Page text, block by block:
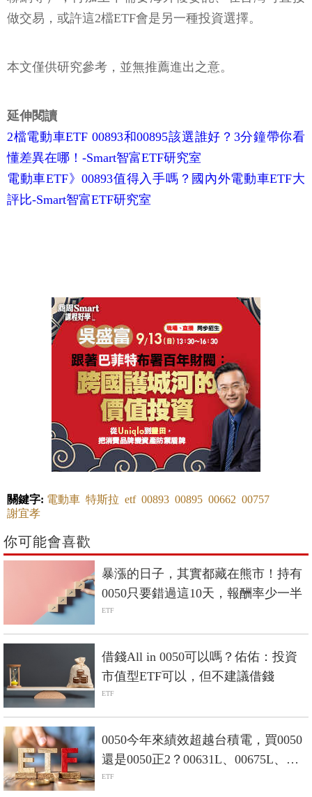
做交易，或許這2檔ETF會是另一種投資選擇。
本文僅供研究參考，並無推薦進出之意。
延伸閱讀
2檔電動車ETF 00893和00895該選誰好？3分鐘帶你看
懂差異在哪！-Smart智富ETF研究室
電動車ETF》00893值得入手嗎？國內外電動車ETF大
評比-Smart智富ETF研究室
關鍵字: 電動車 特斯拉 etf 00893 00895 00662 00757
謝宜孝
你可能會喜歡
暴漲的日子，其實都藏在熊市！持有
0050只要錯過這10天，報酬率少一半
ETF
借錢All in 0050可以嗎？佑佑：投資
市值型ETF可以，但不建議借錢
ETF
0050今年來績效超越台積電，買0050
還是0050正2？00631L、00675L、
00685L差在哪？
ETF